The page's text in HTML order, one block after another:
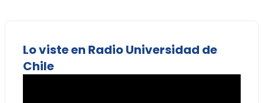
Lo viste en Radio Universidad de
Chile